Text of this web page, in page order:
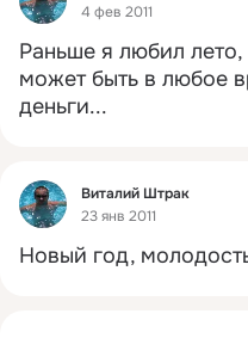
4 фев 2011
Раньше я любил
может быть в любое
деньги...
Фид
Виталий Штрак
23 янв 2011
Новый год,